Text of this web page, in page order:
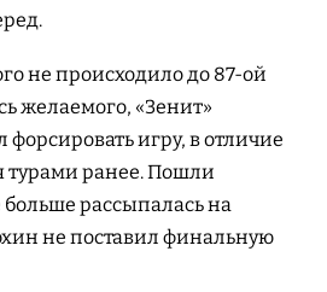
не происходило до 87-ой
желаемого, «Зенит»
форсировать игру, в отличие
турами ранее. Пошли
рассыпалась на
не поставил финальную